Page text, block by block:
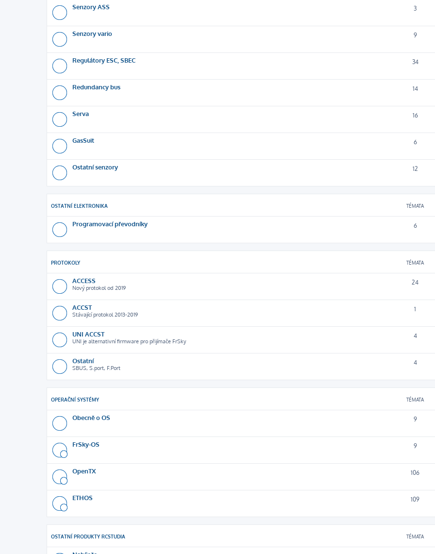
Senzory ASS 3
Senzory vario 9
Regulátory ESC, SBEC 34
Redundancy bus 14
Serva 16
GasSuit 6
Ostatní senzory 12
OSTATNÍ ELEKTRONIKA TÉMATA
Programovací převodníky 6
PROTOKOLY TÉMATA
ACCESS
Nový protokol od 2019
24
ACCST
Stávající protokol 2013-2019
1
UNI ACCST
UNI je alternativní firmware pro přijímače FrSky
4
Ostatní
SBUS, S.port, F.Port
4
OPERAČNÍ SYSTÉMY TÉMATA
Obecně o OS 9
FrSky-OS 9
OpenTX 106
ETHOS 109
OSTATNÍ PRODUKTY RCSTUDIA TÉMATA